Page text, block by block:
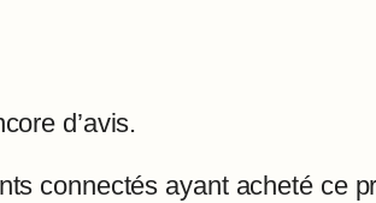
d’avis.
connectés ayant acheté ce